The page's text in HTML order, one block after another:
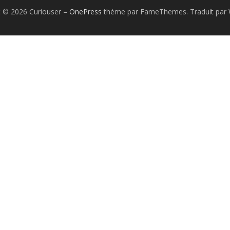
© 2026 Curiouser – OnePress thème par FameThemes. Traduit par